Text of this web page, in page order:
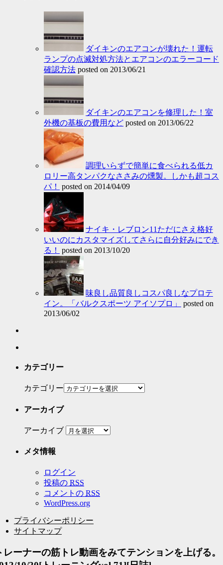
ダイキンのエアコンが壊れた！運転
ランプの点滅対処方法とエアコンのエラーコード
確認方法 posted on 2013/06/21
ダイキンのエアコンを修理した！室
外機の基板の費用など posted on 2013/06/22
調理いらずで簡単に食べられる低カ
ロリー高タンパクなささみの燻製。しかも超コス
パ！
posted on 2014/04/09
ナイキ・レブロン11ただにさえ格好
いいのにカスタマイズしてさらに自分好みにでき
る！
posted on 2013/10/20
味良し品質良しコスパ良しなプロテ
イン。「バルクスポーツ アイソプロ」
posted on
2013/06/02
カテゴリー
カテゴリー
アーカイブ
アーカイブ
メタ情報
ログイン
投稿の RSS
コメントの RSS
WordPress.org
プライバシーポリシー
サイトマップ
レーナーの筋トレ動画をみてテンションを上げる。